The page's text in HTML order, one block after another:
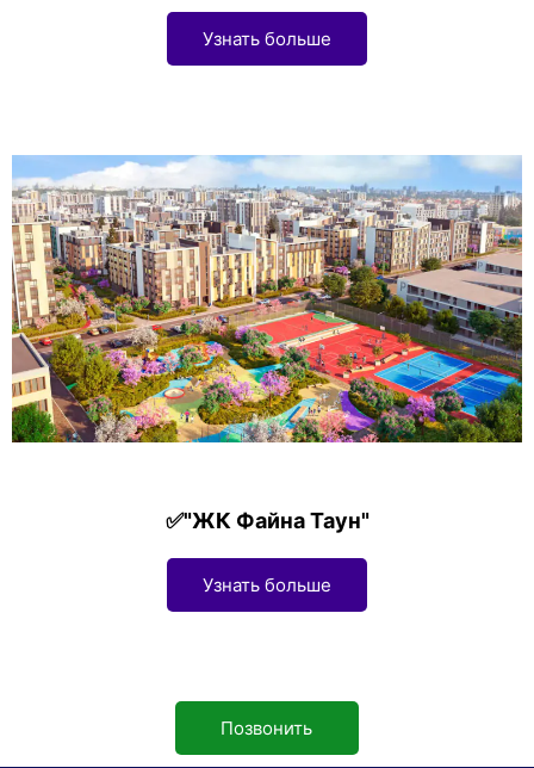
Узнать больше
✅"ЖК Файна Таун"
Узнать больше
Позвонить